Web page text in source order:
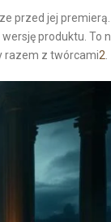
przed jej premierą.
produktu. To
razem z twórcami2.